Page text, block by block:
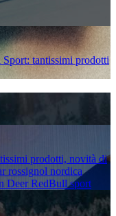
tantissimi prodotti
prodotti, novità di
rossignol nordica
Deer RedBull sport